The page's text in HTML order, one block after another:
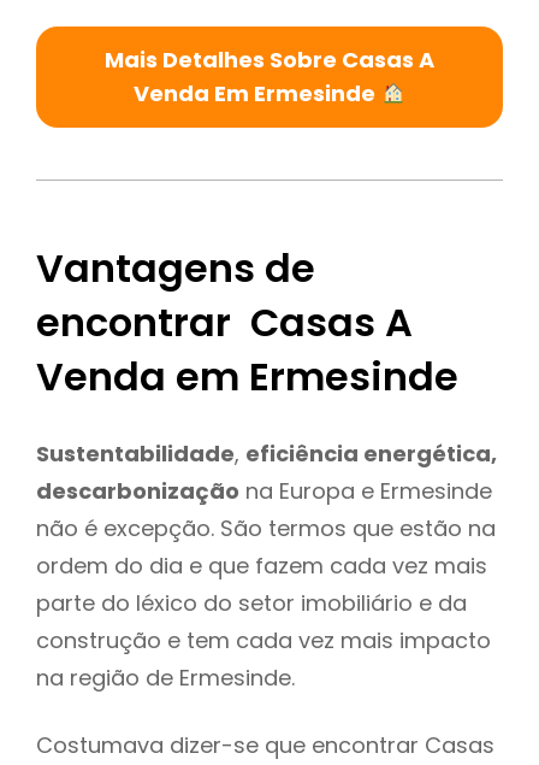
Mais Detalhes Sobre Casas A
Venda Em Ermesinde
Vantagens de
encontrar Casas A
Venda em Ermesinde
Sustentabilidade, eficiência energética,
descarbonização na Europa e Ermesinde
não é excepção. São termos que estão na
ordem do dia e que fazem cada vez mais
parte do léxico do setor imobiliário e da
construção e tem cada vez mais impacto
na região de Ermesinde.
Costumava dizer-se que encontrar Casas